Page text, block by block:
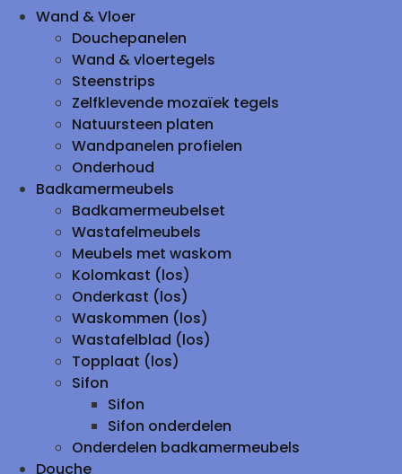
Wand & Vloer
Douchepanelen
Wand & vloertegels
Steenstrips
Zelfklevende mozaïek tegels
Natuursteen platen
Wandpanelen profielen
Onderhoud
Badkamermeubels
Badkamermeubelset
Wastafelmeubels
Meubels met waskom
Kolomkast (los)
Onderkast (los)
Waskommen (los)
Wastafelblad (los)
Topplaat (los)
Sifon
Sifon
Sifon onderdelen
Onderdelen badkamermeubels
Douche